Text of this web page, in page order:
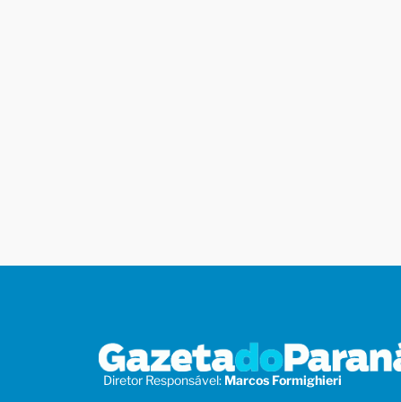
Diretor Responsável: Marcos Formighieri